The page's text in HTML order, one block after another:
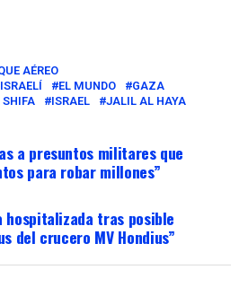
AÉREO
EL MUNDO
GAZA
ISRAEL JALIL AL HAYA
a presuntos militares que
para robar millones”
hospitalizada tras posible
del crucero MV Hondius”